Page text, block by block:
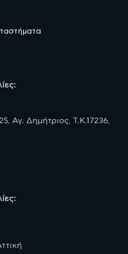
Αγ. Δημήτριος, Τ.Κ.17236,